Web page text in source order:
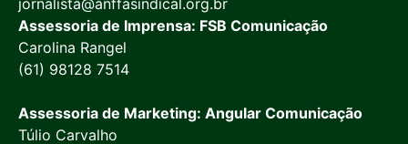
jornalista@anffasindical.org.br
Assessoria de Imprensa: FSB Comunicação
Carolina Rangel
(61) 98128 7514
Assessoria de Marketing: Angular Comunicação
Túlio Carvalho